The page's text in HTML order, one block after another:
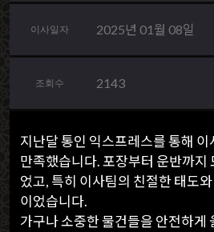
이사일자 2025년 01월 08일
조회수 2143
지난달 통인 익스프레스를 통해
만족했습니다. 포장부터 운반까지
었고, 특히 이사팀의 친절한 태도
이었습니다.
가구나 소중한 물건들을 안전하게